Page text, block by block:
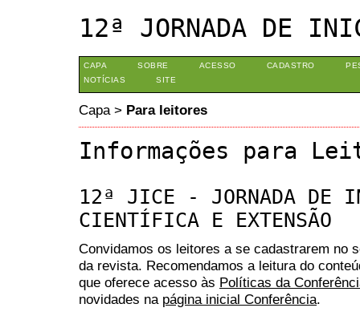
12ª JORNADA DE
CAPA SOBRE ACESSO CADASTRO
NOTÍCIAS
SITE
Capa> Para leitores
Informações para
12ª JICE - JORNADA DE
CIENTÍFICA E EXTENSÃO
Convidamos os leitores a se cadastrarem no
da revista. Recomendamos a leitura do
que oferece acesso às Políticas da
novidades na página inicial Conferência.